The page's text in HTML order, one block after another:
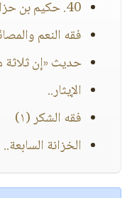
40. حكيم بن حزام
فقه النعم
حديث «إن ثلاثة
الإيثار..
فقه الشكر (١)
الخزانة السابعة..